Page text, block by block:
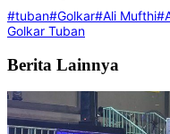
#tuban#Golkar#Ali Mufthi
Golkar Tuban
Berita Lainnya